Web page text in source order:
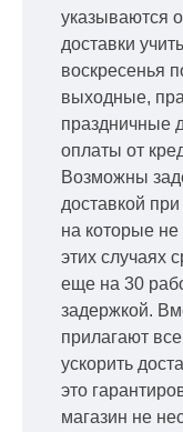
указываются
доставки
воскресенья
выходные,
праздничные
оплаты от
Возможны
доставкой
на которые
этих случаях
еще на 30
задержкой.
прилагают
ускорить
это
магазин не